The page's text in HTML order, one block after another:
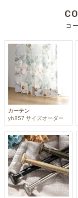
コ
カーテン
yh857 サイズオーダー